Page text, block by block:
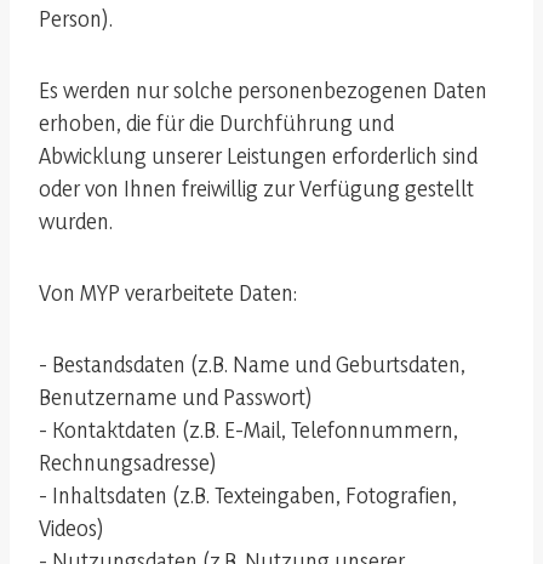
Person).
Es werden nur solche personenbezogenen Daten
erhoben, die für die Durchführung und
Abwicklung unserer Leistungen erforderlich sind
oder von Ihnen freiwillig zur Verfügung gestellt
wurden.
Von MYP verarbeitete Daten:
- Bestandsdaten (z.B. Name und Geburtsdaten,
Benutzername und Passwort)
- Kontaktdaten (z.B. E-Mail, Telefonnummern,
Rechnungsadresse)
- Inhaltsdaten (z.B. Texteingaben, Fotografien,
Videos)